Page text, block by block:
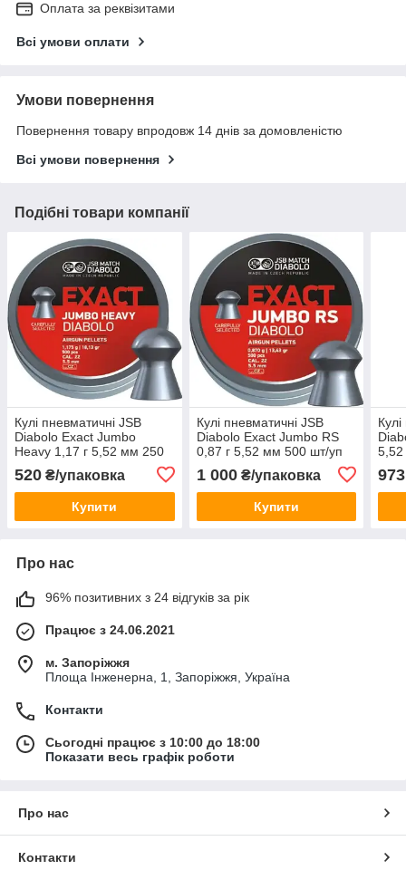
Оплата за реквізитами
Всі умови оплати
Умови повернення
Повернення товару впродовж 14 днів за домовленістю
Всі умови повернення
Подібні товари компанії
Кулі пневматичні JSB
Diabolo Exact Jumbo
Heavy 1,17 г 5,52 мм 250
520 ₴/упаковка
Купити
Кулі пневматичні JSB
Diabolo Exact Jumbo RS
0,87 г 5,52 мм 500 шт/уп
1 000₴/упаковка
Купити
973
Про нас
96% позитивних з 24 відгуків за рік
Працює з 24.06.2021
м. Запоріжжя
Площа Інженерна, 1, Запоріжжя, Україна
Контакти
Сьогодні працює з 10:00 до 18:00
Показати весь графік роботи
Про нас
Контакти